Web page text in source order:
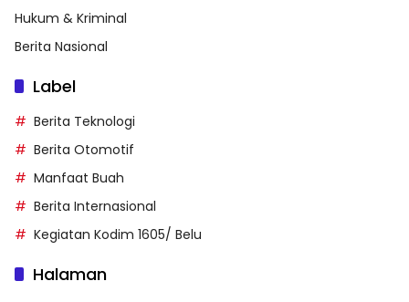
Hukum & Kriminal
Berita Nasional
Label
Berita Teknologi
Berita Otomotif
Manfaat Buah
Berita Internasional
Kegiatan Kodim 1605/ Belu
Halaman